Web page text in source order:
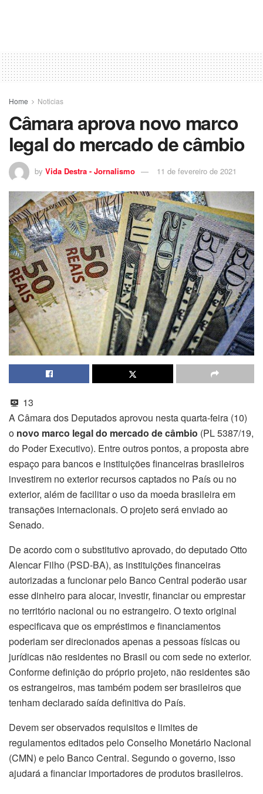
Home Noticias
Câmara aprova novo marco
legal do mercado de câmbio
by Vida Destra - Jornalismo 11 de fevereiro de 2021
13
A Câmara dos Deputados aprovou nesta quarta-feira (10)
o novo marco legal do mercado de câmbio (PL 5387/19,
do Poder Executivo). Entre outros pontos, a proposta abre
espaço para bancos e instituições financeiras brasileiros
investirem no exterior recursos captados no País ou no
exterior, além de facilitar o uso da moeda brasileira em
transações internacionais. O projeto será enviado ao
Senado.
De acordo com osubstitutivoaprovado, do deputado Otto
Alencar Filho (PSD-BA), as instituições financeiras
autorizadas a funcionar pelo Banco Central poderão usar
esse dinheiro para alocar, investir, financiar ou emprestar
no território nacional ou no estrangeiro. O texto original
especificava que os empréstimos e financiamentos
poderiam ser direcionados apenas a pessoas físicas ou
jurídicas não residentes no Brasil ou com sede no exterior.
Conforme definição do próprio projeto, não residentes são
os estrangeiros, mas também podem ser brasileiros que
tenham declarado saída definitiva do País.
Devem ser observados requisitos e limites de
regulamentos editados pelo Conselho Monetário Nacional
(CMN) e pelo Banco Central. Segundo o governo, isso
ajudará a financiar importadores de produtos brasileiros.